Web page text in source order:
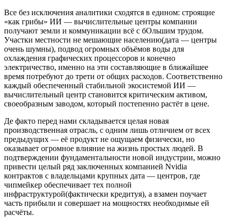
Все без исключения аналитики сходятся в едином: строящие
«как грибы» ИИ — вычислительные центры компании
получают земли и коммуникации всё с бОльшим трудом.
Участки местности не мешающие населению(дата — центры
очень шумны), подвод огромных объёмов воды для
охлаждения графических процессоров и конечно
электричество, именно на эти составляющие в ближайшее
время потребуют до трети от общих расходов. Соответственно
каждый обеспеченный стабильной экосистемой ИИ —
вычислительный центр становится критическим активом,
своеобразным заводом, который постепенно растёт в цене.
Де факто перед нами складывается целая новая
производственная отрасль, с одним лишь отличием от всех
предыдущих — её продукт не ощущаем физически, но
оказывает огромное влияние на жизнь простых людей. В
подтверждении фундаментальности новой индустрии, можно
привести целый ряд заключенных компанией Nvidia
контрактов с владельцами крупных дата — центров, где
чипмейкер обеспечивает тех полной
инфраструктурой(фактически кредитуя), а взамен поучает
часть прибыли и совершает на мощностях необходимые ей
расчёты.